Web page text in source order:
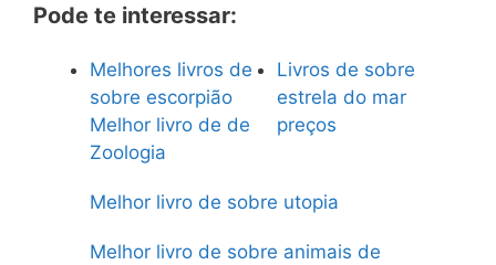
Pode te interessar:
Melhores livros de
sobre escorpião
Livros de sobre
estrela do mar
preços
Melhor livro de de
Zoologia
Melhor livro de sobre utopia
Melhor livro de sobre animais de